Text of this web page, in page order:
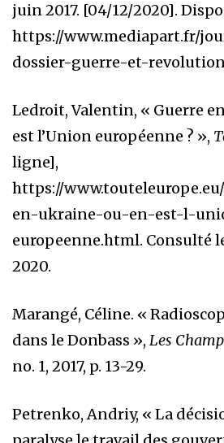
juin 2017. [04/12/2020].
https://www.mediapart.fr/
dossier-guerre-et-
Ledroit, Valentin, « Guerre
est l’Union européenne ? »,
ligne],
https://
en-ukraine-ou-en-est-l-
europeenne.html. Consulté
2020.
Marangé, Céline. «
dans le Donbass », Les
no. 1, 2017, p. 13-29.
Petrenko, Andriy, « La